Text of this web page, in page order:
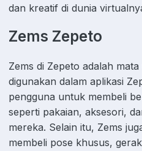
dan kreatif di dunia
Zems Zepeto
Zems di Zepeto adalah
digunakan dalam aplikasi
pengguna untuk membeli
seperti pakaian, aksesori,
mereka. Selain itu, Zems
membeli pose khusus,